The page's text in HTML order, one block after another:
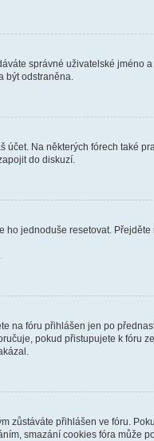
správné uživatelské
být odstraněna.
Na některých fórech také
do diskuzí.
jednoduše resetovat.
na fóru přihlášen jen po
pokud přistupujete k fóru
zůstáváte přihlášen ve fóru.
smazání cookies fóra může